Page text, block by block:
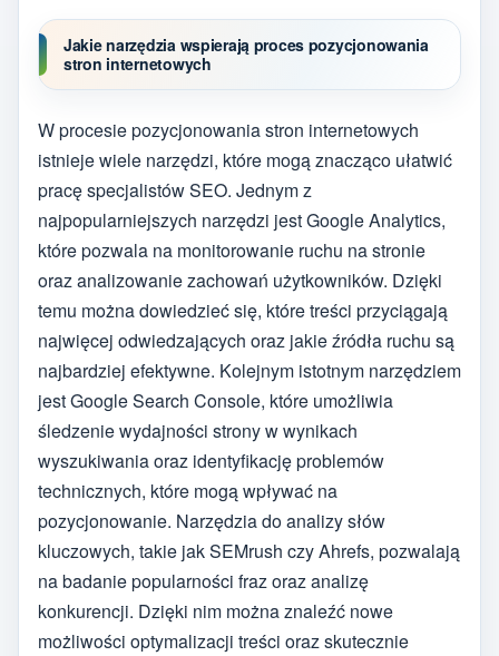
Jakie narzędzia wspierają proces pozycjonowania
stron internetowych
W procesie pozycjonowania stron internetowych
istnieje wiele narzędzi, które mogą znacząco ułatwić
pracę specjalistów SEO. Jednym z
najpopularniejszych narzędzi jest Google Analytics,
które pozwala na monitorowanie ruchu na stronie
oraz analizowanie zachowań użytkowników. Dzięki
temu można dowiedzieć się, które treści przyciągają
najwięcej odwiedzających oraz jakie źródła ruchu są
najbardziej efektywne. Kolejnym istotnym narzędziem
jest Google Search Console, które umożliwia
śledzenie wydajności strony w wynikach
wyszukiwania oraz identyfikację problemów
technicznych, które mogą wpływać na
pozycjonowanie. Narzędzia do analizy słów
kluczowych, takie jak SEMrush czy Ahrefs, pozwalają
na badanie popularności fraz oraz analizę
konkurencji. Dzięki nim można znaleźć nowe
możliwości optymalizacji treści oraz skutecznie